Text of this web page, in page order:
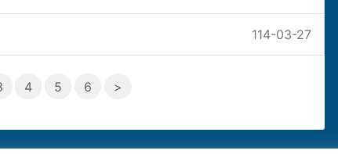
114-03-27
4 5 6 >